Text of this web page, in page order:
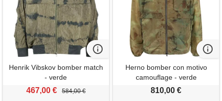
Henrik Vibskov bomber match
- verde
467,00 € 584,00 €
Herno bomber con motivo
camouflage - verde
810,00 €